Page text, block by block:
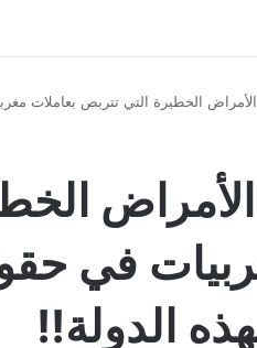
الخطيرة التي تتربص بعاملات
في
الدولة!!